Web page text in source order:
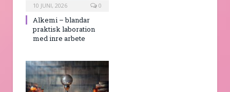
10 JUNI, 2026 0
Alkemi – blandar
praktisk laboration
med inre arbete